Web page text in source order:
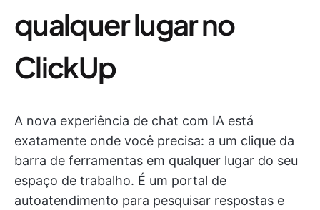
qualquer lugar no
ClickUp
A nova experiência de chat com IA está
exatamente onde você precisa: a um clique da
barra de ferramentas em qualquer lugar do seu
espaço de trabalho. É um portal de
autoatendimento para pesquisar respostas e